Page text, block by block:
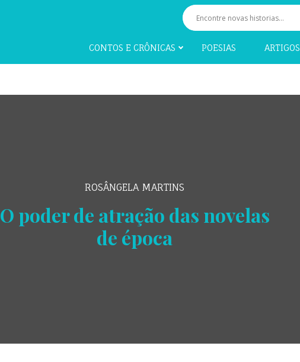
CONTOS E CRÔNICAS POESIAS ARTIGOS
ROSÂNGELA MARTINS
O poder de atração das novelas
de época